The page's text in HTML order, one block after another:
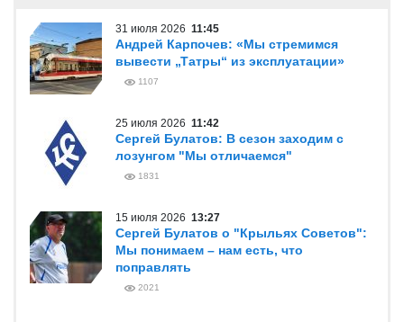
31 июля 2026 11:45
Андрей Карпочев: «Мы стремимся
вывести „Татры“ из эксплуатации»
1107
25 июля 2026 11:42
Сергей Булатов: В сезон заходим с
лозунгом "Мы отличаемся"
1831
15 июля 2026 13:27
Сергей Булатов о "Крыльях Советов":
Мы понимаем – нам есть, что
поправлять
2021